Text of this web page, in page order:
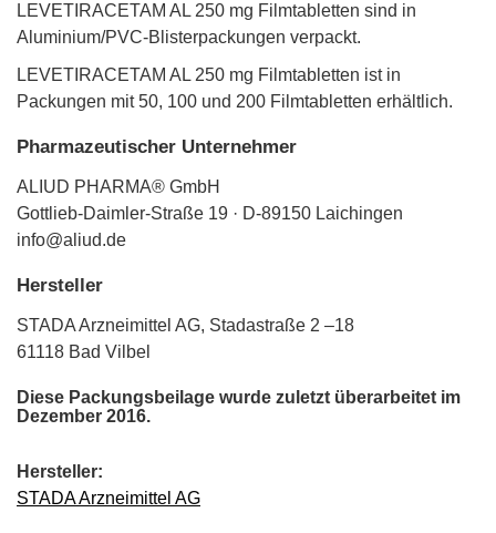
LEVETIRACETAM AL 250 mg Filmtabletten sind in
Aluminium/PVC-Blisterpackungen verpackt.
LEVETIRACETAM AL 250 mg Filmtabletten ist in
Packungen mit 50, 100 und 200 Filmtabletten erhältlich.
Pharmazeutischer Unternehmer
ALIUD PHARMA® GmbH
Gottlieb-Daimler-Straße 19 · D-89150 Laichingen
info@aliud.de
Hersteller
STADA Arzneimittel AG, Stadastraße 2 –18
61118 Bad Vilbel
Diese Packungsbeilage wurde zuletzt überarbeitet im
Dezember 2016.
Hersteller:
STADA Arzneimittel AG